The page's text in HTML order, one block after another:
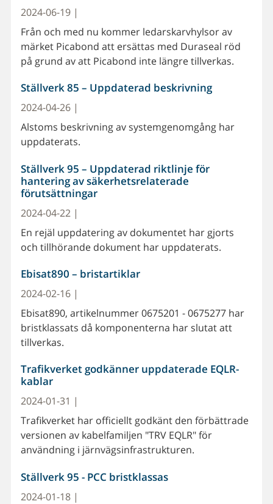
2024-06-19 |
Från och med nu kommer ledarskarvhylsor av
märket Picabond att ersättas med Duraseal röd
på grund av att Picabond inte längre tillverkas.
Ställverk 85 – Uppdaterad beskrivning
2024-04-26 |
Alstoms beskrivning av systemgenomgång har
uppdaterats.
Ställverk 95 – Uppdaterad riktlinje för
hantering av säkerhetsrelaterade
förutsättningar
2024-04-22 |
En rejäl uppdatering av dokumentet har gjorts
och tillhörande dokument har uppdaterats.
Ebisat890 – bristartiklar
2024-02-16 |
Ebisat890, artikelnummer 0675201 - 0675277 har
bristklassats då komponenterna har slutat att
tillverkas.
Trafikverket godkänner uppdaterade EQLR-
kablar
2024-01-31 |
Trafikverket har officiellt godkänt den förbättrade
versionen av kabelfamiljen "TRV EQLR" för
användning i järnvägsinfrastrukturen.
Ställverk 95 - PCC bristklassas
2024-01-18 |